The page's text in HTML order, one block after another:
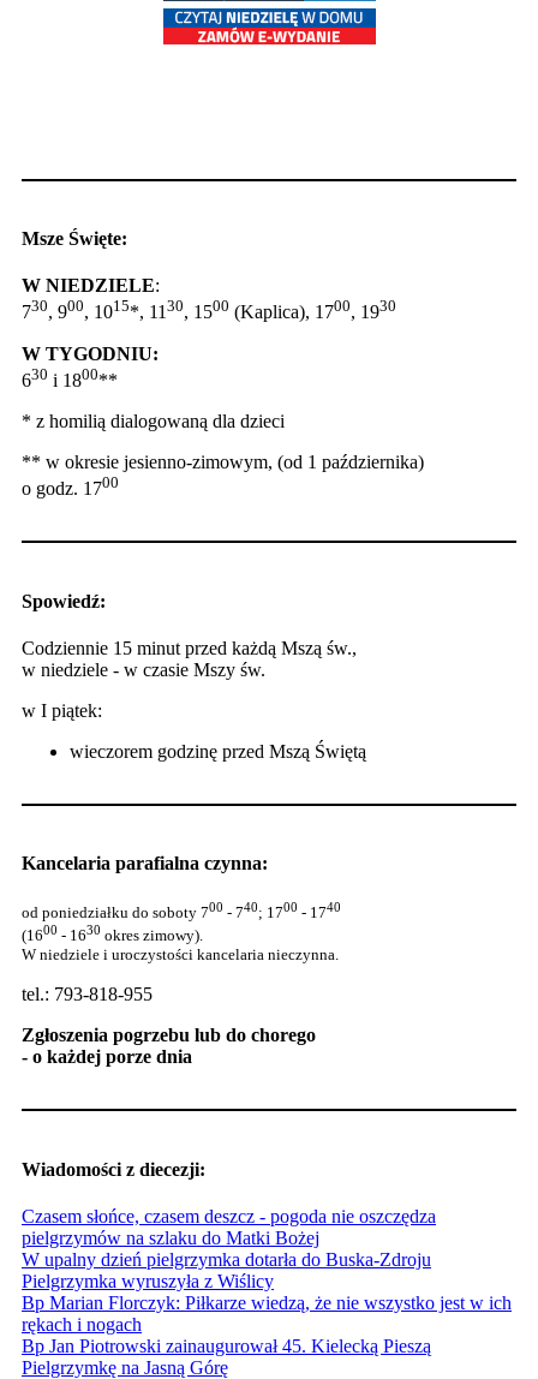
Msze Święte:
W NIEDZIELE:
730, 900, 1015*, 1130, 1500 (Kaplica), 1700, 1930
W TYGODNIU:
630 i 1800**
* z homilią dialogowaną dla dzieci
** w okresie jesienno-zimowym, (od 1 października)
o godz. 1700
Spowiedź:
Codziennie 15 minut przed każdą Mszą św.,
w niedziele - w czasie Mszy św.
w I piątek:
wieczorem godzinę przed Mszą Świętą
Kancelaria parafialna czynna:
od poniedziałku do soboty 700 - 740; 1700 - 1740
(1600 - 1630 okres zimowy).
W niedziele i uroczystości kancelaria nieczynna.
tel.: 793-818-955
Zgłoszenia pogrzebu lub do chorego
- o każdej porze dnia
Wiadomości z diecezji:
Czasem słońce, czasem deszcz - pogoda nie oszczędza
pielgrzymów na szlaku do Matki Bożej
W upalny dzień pielgrzymka dotarła do Buska-Zdroju
Pielgrzymka wyruszyła z Wiślicy
Bp Marian Florczyk: Piłkarze wiedzą, że nie wszystko jest w ich
rękach i nogach
Bp Jan Piotrowski zainaugurował 45. Kielecką Pieszą
Pielgrzymkę na Jasną Górę